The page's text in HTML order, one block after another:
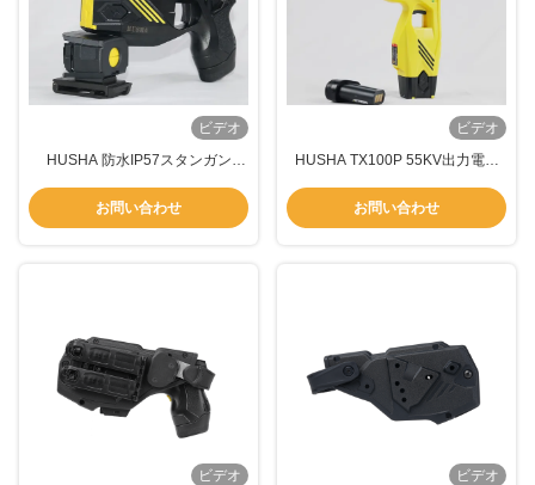
ビデオ
HUSHA 防水IP57スタンガン
ー搭載 (法執行機関向け)
お問い合わせ
ビデオ
HUSHA TX100P 55KV出力電圧
囲で法執行機関のために
お問い合わせ
ビデオ
ビデオ